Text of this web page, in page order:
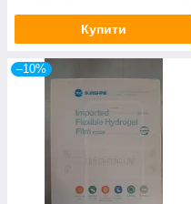
Купити
–10%